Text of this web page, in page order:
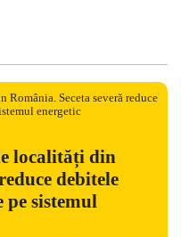
localități din
debitele
sistemul